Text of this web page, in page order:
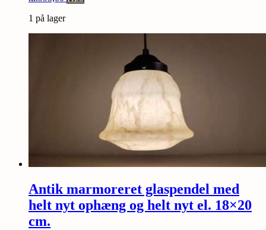
1 på lager
Antik marmoreret glaspendel med
helt nyt ophæng og helt nyt el. 18×20
cm.